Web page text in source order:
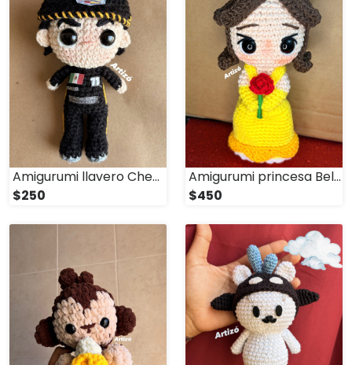
Amigurumi llavero Checo Perez Cadillac
$250
Amigurumi princesa Bella
$450